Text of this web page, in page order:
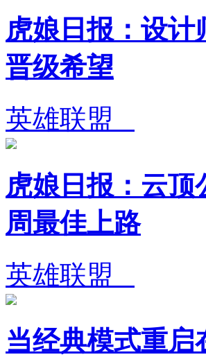
虎娘日报：设计
晋级希望
英雄联盟
虎娘日报：云顶
周最佳上路
英雄联盟
当经典模式重